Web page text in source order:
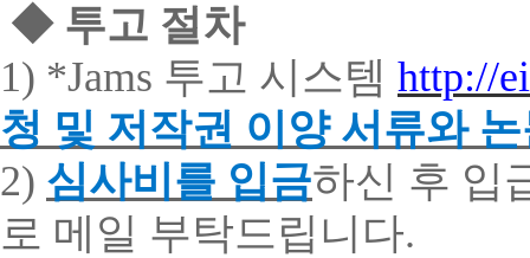
◆ 투고 절차
1) *Jams 투고 시스템 http://
청 및 저작권 이양 서류와
2) 심사비를 입금하신 후 입
로 메일 부탁드립니다.